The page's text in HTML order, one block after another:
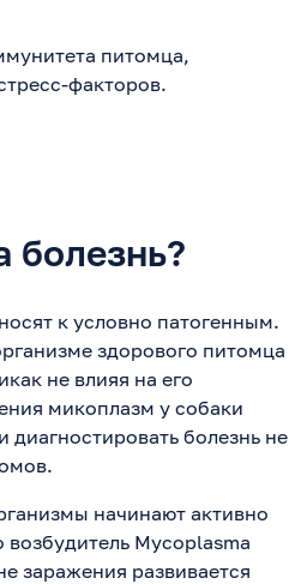
питомца,
факторов.
болезнь?
к условно патогенным.
здорового питомца
не влияя на его
микоплазм у собаки
диагностировать болезнь не
начинают активно
Mycoplasma
заражения развивается